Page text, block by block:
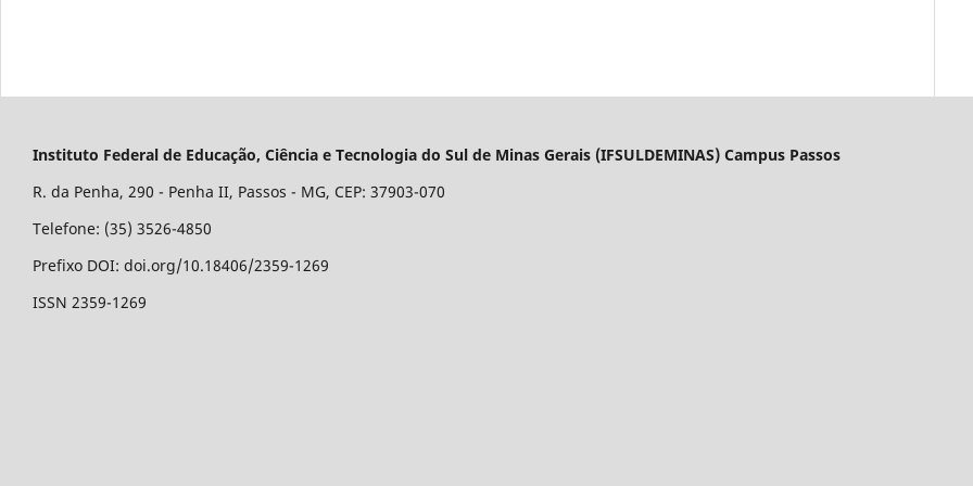
Instituto Federal de Educação, Ciência e Tecnologia do Sul de Minas Gerais (IFSULDEMINAS) Campus Passos
R. da Penha, 290 - Penha II, Passos - MG, CEP: 37903-070
Telefone: (35) 3526-4850
Prefixo DOI: doi.org/10.18406/2359-1269
ISSN 2359-1269